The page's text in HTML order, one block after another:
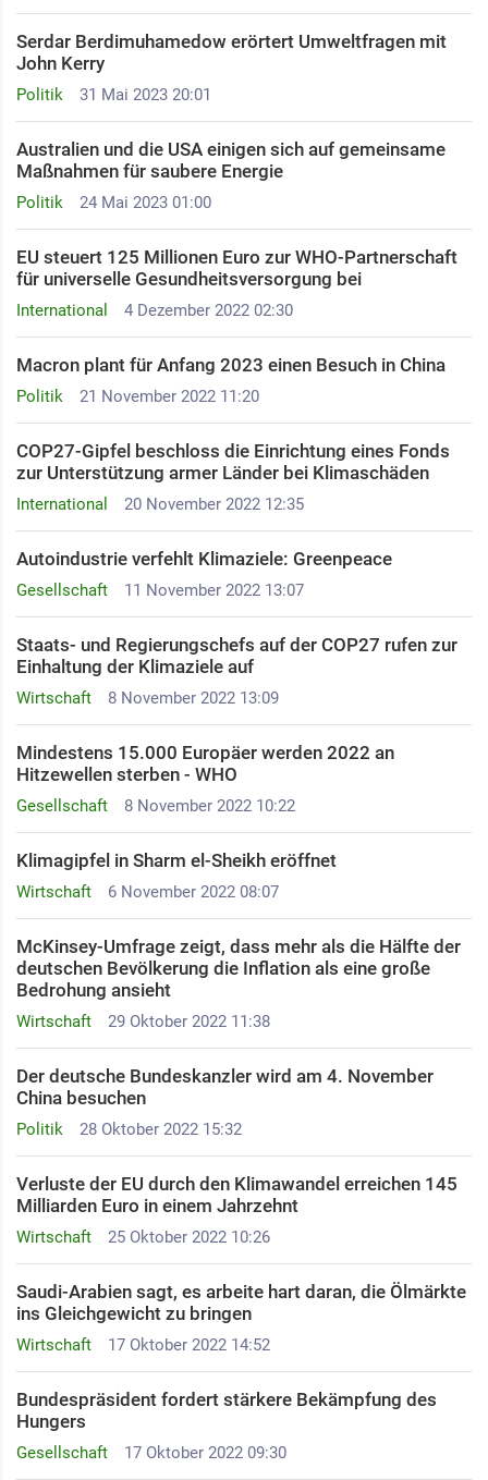
Politik 31 Mai 2023 20:01
Serdar Berdimuhamedow erörtert Umweltfragen mit
John Kerry
Politik 24 Mai 2023 01:00
Australien und die USA einigen sich auf gemeinsame
Maßnahmen für saubere Energie
International 4 Dezember 2022 02:30
EU steuert 125 Millionen Euro zur WHO-Partnerschaft
für universelle Gesundheitsversorgung bei
Politik 21 November 2022 11:20
Macron plant für Anfang 2023 einen Besuch in China
International 20 November 2022 12:35
COP27-Gipfel beschloss die Einrichtung eines Fonds
zur Unterstützung armer Länder bei Klimaschäden
Gesellschaft 11 November 2022 13:07
Autoindustrie verfehlt Klimaziele: Greenpeace
Wirtschaft 8 November 2022 13:09
Staats- und Regierungschefs auf der COP27 rufen zur
Einhaltung der Klimaziele auf
Gesellschaft 8 November 2022 10:22
Mindestens 15.000 Europäer werden 2022 an
Hitzewellen sterben - WHO
Wirtschaft 6 November 2022 08:07
Klimagipfel in Sharm el-Sheikh eröffnet
Wirtschaft 29 Oktober 2022 11:38
McKinsey-Umfrage zeigt, dass mehr als die Hälfte der
deutschen Bevölkerung die Inflation als eine große
Bedrohung ansieht
Politik 28 Oktober 2022 15:32
Der deutsche Bundeskanzler wird am 4. November
China besuchen
Wirtschaft 25 Oktober 2022 10:26
Verluste der EU durch den Klimawandel erreichen 145
Milliarden Euro in einem Jahrzehnt
Wirtschaft 17 Oktober 2022 14:52
Saudi-Arabien sagt, es arbeite hart daran, die Ölmärkte
ins Gleichgewicht zu bringen
Gesellschaft 17 Oktober 2022 09:30
Bundespräsident fordert stärkere Bekämpfung des
Hungers